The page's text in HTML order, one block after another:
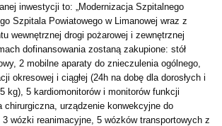
inwestycji to: „Modernizacja Szpitalnego
Szpitala Powiatowego w Limanowej wraz z
wewnętrznej drogi pożarowej i zewnętrznej
dofinansowania zostaną zakupione: stół
2 mobilne aparaty do znieczulenia ogólnego,
okresowej i ciągłej (24h na dobę dla dorosłych i
kg), 5 kardiomonitorów i monitorów funkcji
chirurgiczna, urządzenie konwekcyjne do
wózki reanimacyjne, 5 wózków transportowych z